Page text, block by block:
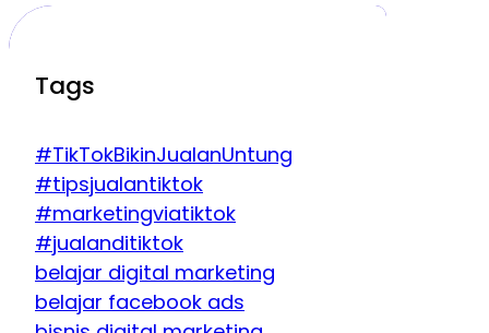
Tags
#TikTokBikinJualanUntung
#tipsjualantiktok
#marketingviatiktok
#jualanditiktok
belajar digital marketing
belajar facebook ads